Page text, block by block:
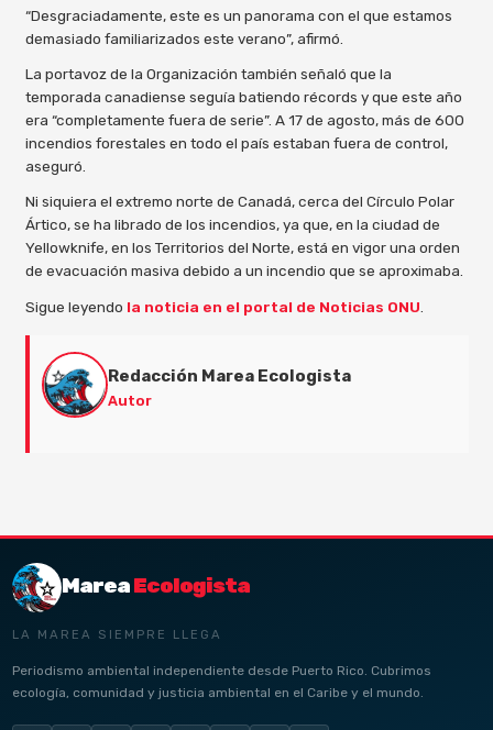
“Desgraciadamente, este es un panorama con el que estamos
demasiado familiarizados este verano”, afirmó.
La portavoz de la Organización también señaló que la
temporada canadiense seguía batiendo récords y que este año
era “completamente fuera de serie”. A 17 de agosto, más de 600
incendios forestales en todo el país estaban fuera de control,
aseguró.
Ni siquiera el extremo norte de Canadá, cerca del Círculo Polar
Ártico, se ha librado de los incendios, ya que, en la ciudad de
Yellowknife, en los Territorios del Norte, está en vigor una orden
de evacuación masiva debido a un incendio que se aproximaba.
Sigue leyendo la noticia en el portal de Noticias ONU
Redacción Marea Ecologista
Autor
MareaEcologista
LA MAREA SIEMPRE LLEGA
Periodismo ambiental independiente desde Puerto Rico. Cubrimos
ecología, comunidad y justicia ambiental en el Caribe y el mundo.